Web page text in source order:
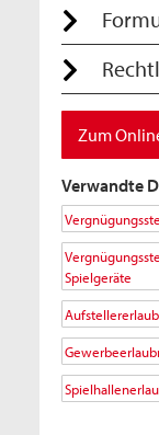
Zum
Verwandte
Spielgeräte